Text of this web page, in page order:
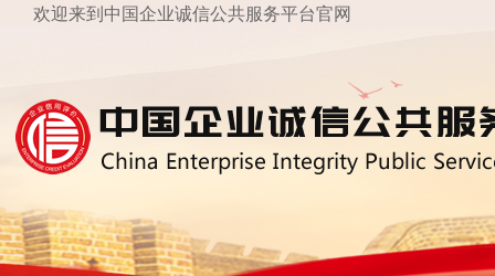
欢迎来到中国企业诚信公共服务平台官网